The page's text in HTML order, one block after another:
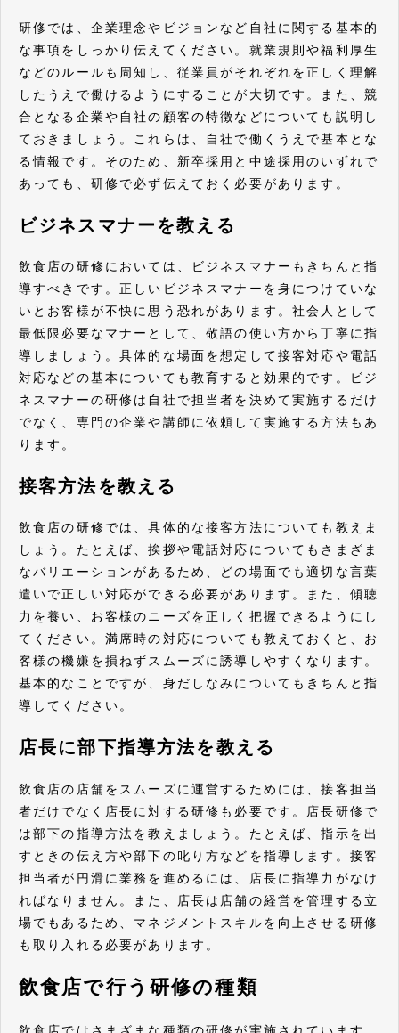
研修では、企業理念やビジョンなど自社に関する基本的
な事項をしっかり伝えてください。就業規則や福利厚生
などのルールも周知し、従業員がそれぞれを正しく理解
したうえで働けるようにすることが大切です。また、競
合となる企業や自社の顧客の特徴などについても説明し
ておきましょう。これらは、自社で働くうえで基本とな
る情報です。そのため、新卒採用と中途採用のいずれで
あっても、研修で必ず伝えておく必要があります。
ビジネスマナーを教える
飲食店の研修においては、ビジネスマナーもきちんと指
導すべきです。正しいビジネスマナーを身につけていな
いとお客様が不快に思う恐れがあります。社会人として
最低限必要なマナーとして、敬語の使い方から丁寧に指
導しましょう。具体的な場面を想定して接客対応や電話
対応などの基本についても教育すると効果的です。ビジ
ネスマナーの研修は自社で担当者を決めて実施するだけ
でなく、専門の企業や講師に依頼して実施する方法もあ
ります。
接客方法を教える
飲食店の研修では、具体的な接客方法についても教えま
しょう。たとえば、挨拶や電話対応についてもさまざま
なバリエーションがあるため、どの場面でも適切な言葉
遣いで正しい対応ができる必要があります。また、傾聴
力を養い、お客様のニーズを正しく把握できるようにし
てください。満席時の対応についても教えておくと、お
客様の機嫌を損ねずスムーズに誘導しやすくなります。
基本的なことですが、身だしなみについてもきちんと指
導してください。
店長に部下指導方法を教える
飲食店の店舗をスムーズに運営するためには、接客担当
者だけでなく店長に対する研修も必要です。店長研修で
は部下の指導方法を教えましょう。たとえば、指示を出
すときの伝え方や部下の叱り方などを指導します。接客
担当者が円滑に業務を進めるには、店長に指導力がなけ
ればなりません。また、店長は店舗の経営を管理する立
場でもあるため、マネジメントスキルを向上させる研修
も取り入れる必要があります。
飲食店で行う研修の種類
飲食店ではさまざまな種類の研修が実施されています。